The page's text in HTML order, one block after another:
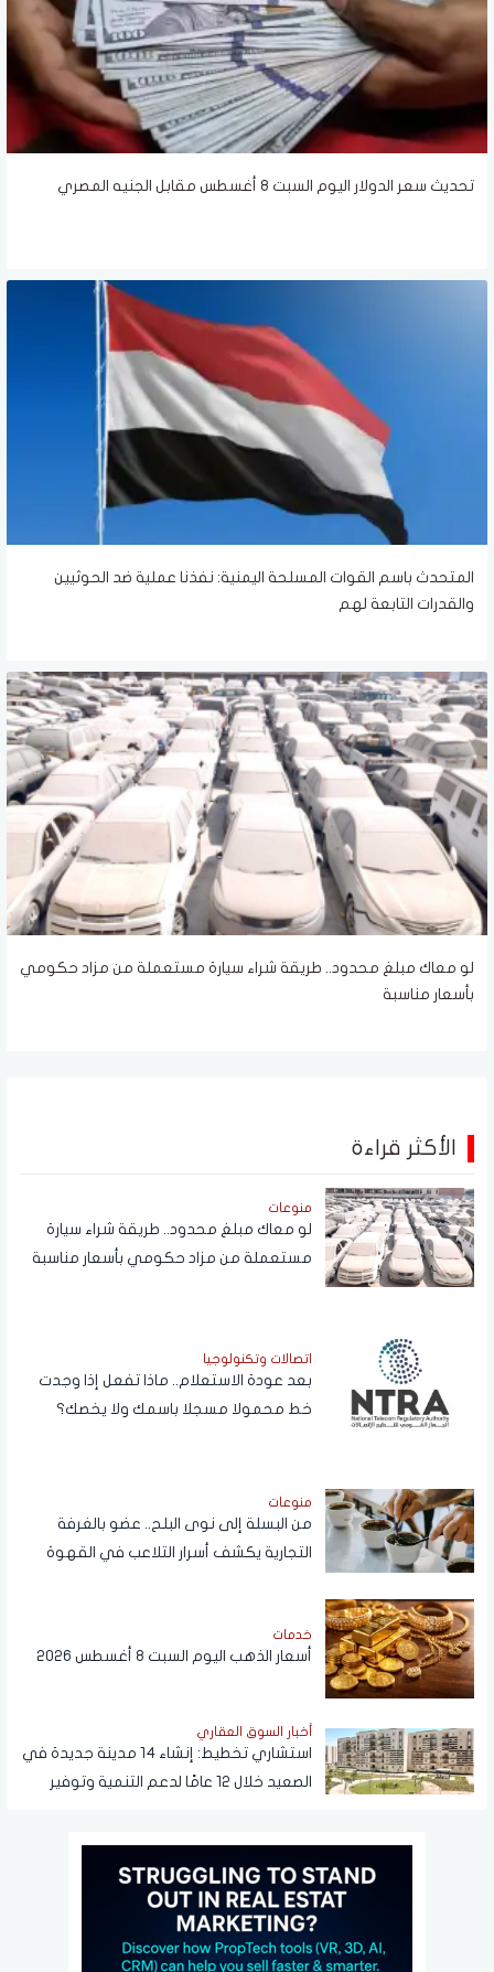
تحديث سعر الدولار اليوم السبت 8 أغسطس مقابل الجنيه المصري
المتحدث باسم القوات المسلحة اليمنية: نفذنا عملية ضد الحوثيين
والقدرات التابعة لهم
لو معاك مبلغ محدود.. طريقة شراء سيارة مستعملة من مزاد حكومي
بأسعار مناسبة
الأكثر قراءة
منوعات
لو معاك مبلغ محدود.. طريقة شراء سيارة
مستعملة من مزاد حكومي بأسعار مناسبة
اتصالات وتكنولوجيا
بعد عودة الاستعلام.. ماذا تفعل إذا وجدت
خط محمولا مسجلا باسمك ولا يخصك؟
منوعات
من البسلة إلى نوى البلح.. عضو بالغرفة
التجارية يكشف أسرار التلاعب في القهوة
خدمات
أسعار الذهب اليوم السبت 8 أغسطس 2026
أخبار السوق العقاري
استشاري تخطيط: إنشاء 14 مدينة جديدة في
الصعيد خلال 12 عامًا لدعم التنمية وتوفير